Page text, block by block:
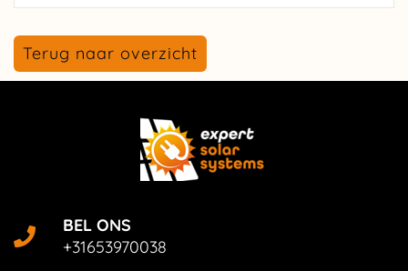
Terug naar overzicht
BEL ONS
+31653970038